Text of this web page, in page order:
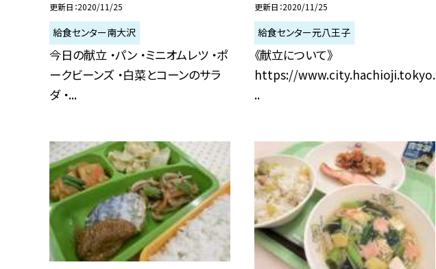
更新日 2020/11/25
給食センター南大沢
今日の献立 ・パン ・ミニオムレツ ・ポ
ークビーンズ ・白菜とコーンのサラ
ダ ・...
更新日 2020/11/25
給食センター元八王子
《献立について》
https://www.city.hachioji.tokyo.
..